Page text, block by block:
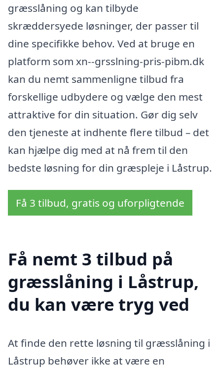
græsslåning og kan tilbyde
skræddersyede løsninger, der passer til
dine specifikke behov. Ved at bruge en
platform som xn--grsslning-pris-pibm.dk
kan du nemt sammenligne tilbud fra
forskellige udbydere og vælge den mest
attraktive for din situation. Gør dig selv
den tjeneste at indhente flere tilbud – det
kan hjælpe dig med at nå frem til den
bedste løsning for din græspleje i Låstrup.
Få 3 tilbud, gratis og uforpligtende
Få nemt 3 tilbud på
græsslåning i Låstrup,
du kan være tryg ved
At finde den rette løsning til græsslåning i
Låstrup behøver ikke at være en